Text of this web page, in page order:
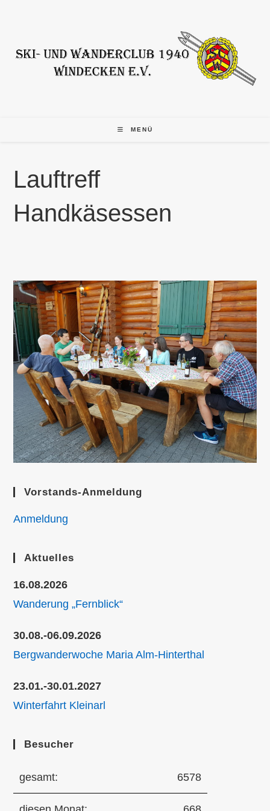
MENÜ
Lauftreff
Handkäsessen
Vorstands-Anmeldung
Anmeldung
Aktuelles
16.08.2026
Wanderung „Fernblick“
30.08.-06.09.2026
Bergwanderwoche Maria Alm-Hinterthal
23.01.-30.01.2027
Winterfahrt Kleinarl
Besucher
gesamt: 6578